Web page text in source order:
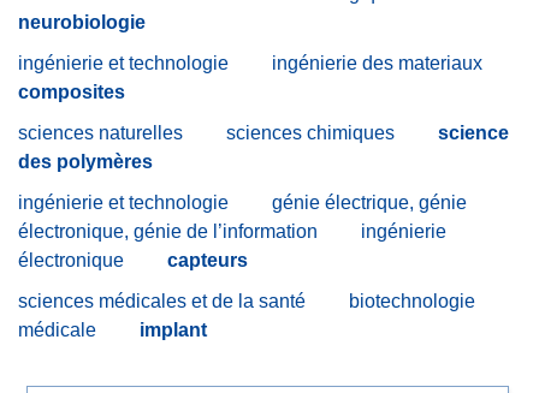
neurobiologie
ingénierie et technologie
ingénierie des materiaux
composites
sciences naturelles
sciences chimiques
science
des polymères
ingénierie et technologie
génie électrique, génie
électronique, génie de l’information
ingénierie
électronique
capteurs
sciences médicales et de la santé
biotechnologie
médicale
implant